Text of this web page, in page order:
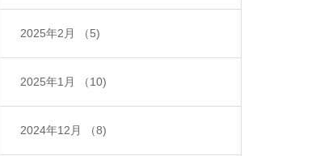
2025年2月 （5)
2025年1月 （10)
2024年12月 （8)